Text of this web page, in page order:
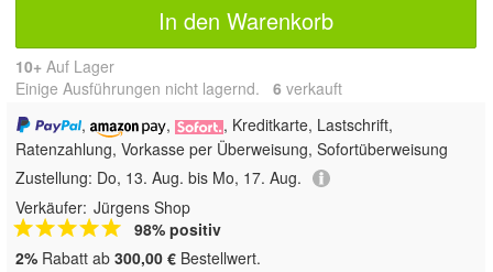
In den Warenkorb
10+ Auf Lager
Einige Ausführungen nicht lagernd. 6 verkauft
,
,
, Kreditkarte, Lastschrift,
Ratenzahlung, Vorkasse per Überweisung, Sofortüberweisung
Zustellung: Do, 13. Aug. bis Mo, 17. Aug.
Verkäufer: Jürgens Shop
98% positiv
2% Rabatt ab 300,00 € Bestellwert.